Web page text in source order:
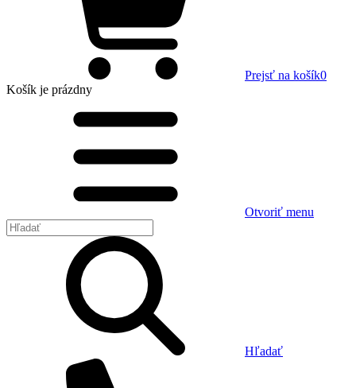
Prejsť na košík0
Košík je prázdny
Otvoriť menu
Hľadať